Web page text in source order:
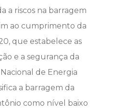
a riscos na barragem
ao cumprimento da
que estabelece as
e a segurança da
de Energia
a barragem da
como nível baixo